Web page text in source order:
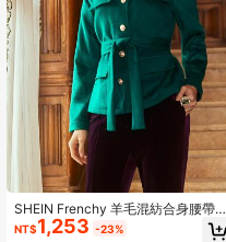
SHEIN Frenchy 羊毛混紡合身腰帶花
呢外套
NT$1,253 -23%